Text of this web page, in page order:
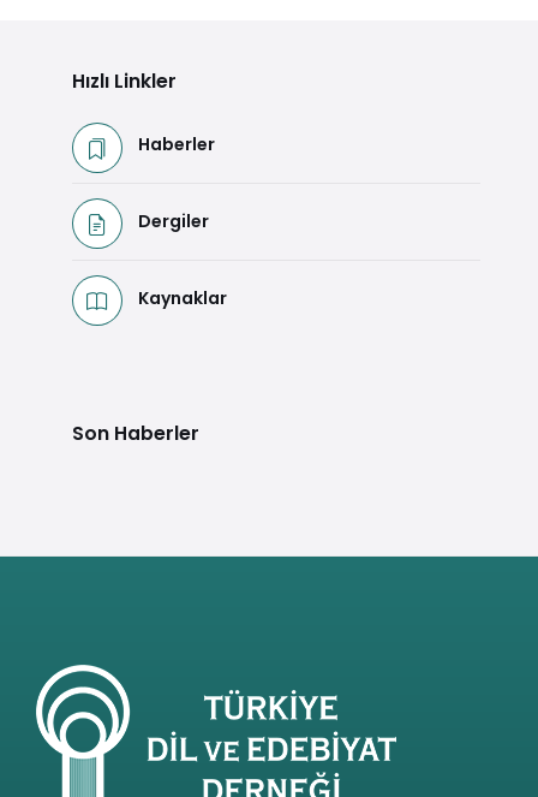
Hızlı Linkler
Haberler
Dergiler
Kaynaklar
Son Haberler